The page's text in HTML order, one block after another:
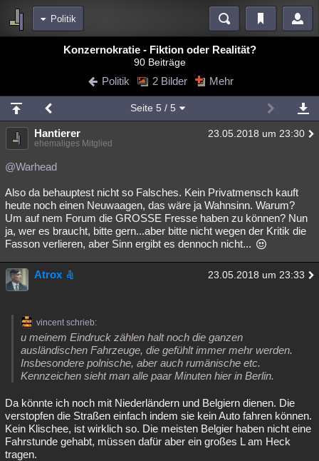
Politik
Blogs
Chat Wiki Neuigkeiten
meine Rubriken
Menschen Wissenschaft Mystery Kriminalfälle
Spiritualität
Natur Umfragen Unterhaltung
weitere Rubriken
Philosophie Träume Orte Esoterik Literatur
Astronomie Helpdesk Gruppen Gaming Filme
Musik
Übersichten
Besucht Teilgenommen Alle Neue Geschlossen
Lesenswert Schlüsselwörter
Konzernokratie - Fiktion oder Realität?
90 Beiträge
Politik 2 Bilder Mehr
Seite 5 / 5
Hantierer 23.05.2018 um 23:30
ehemaliges Mitglied
@Warhead
Also da behauptest nicht so Falsches. Kein Privatmensch kauft
heute noch einen Neuwaagen, das wäre ja Wahnsinn. Warum?
Um auf nem Forum die GROSSE Fresse haben zu können? Nun
ja, wer es braucht, bitte gern...aber bitte nicht wegen der Kritik die
Fasson verlieren, aber Sinn ergibt es dennoch nicht...
Atrox 23.05.2018 um 23:33
vincent schrieb:
u meinem Eindruck zählen halt noch die ganzen
ausländischen Fahrzeuge, die gefühlt immer mehr werden.
Insbesondere polnische, aber auch rumänische etc.
Kennzeichen sieht man alle paar Minuten hier in Berlin.
Da könnte ich noch mit Niederländern und Belgiern dienen. Die
verstopfen die Straßen einfach indem sie kein Auto fahren können.
Kein Klischee, ist wirklich so. Die meisten Belgier haben nicht eine
Fahrstunde gehabt, müssen dafür aber ein großes L am Heck
tragen.